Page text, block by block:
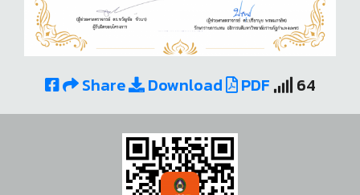
Share Download PDF 64